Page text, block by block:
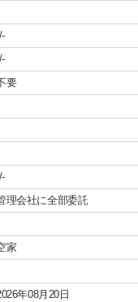
要
理会社に全部委託
家
年08月20日